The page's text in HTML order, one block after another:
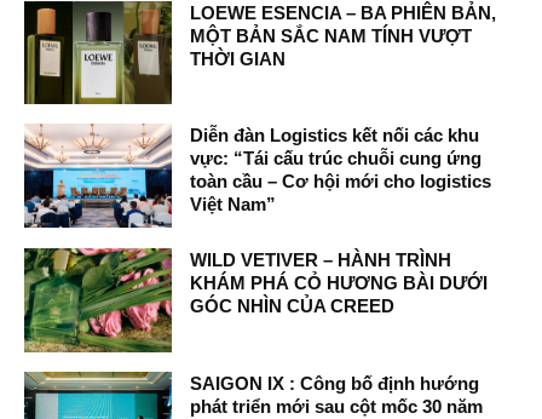
LOEWE ESENCIA – BA PHIÊN BẢN,
MỘT BẢN SẮC NAM TÍNH VƯỢT
THỜI GIAN
Diễn đàn Logistics kết nối các khu
vực: “Tái cấu trúc chuỗi cung ứng
toàn cầu – Cơ hội mới cho logistics
Việt Nam”
WILD VETIVER – HÀNH TRÌNH
KHÁM PHÁ CỎ HƯƠNG BÀI DƯỚI
GÓC NHÌN CỦA CREED
SAIGON IX : Công bố định hướng
phát triển mới sau cột mốc 30 năm